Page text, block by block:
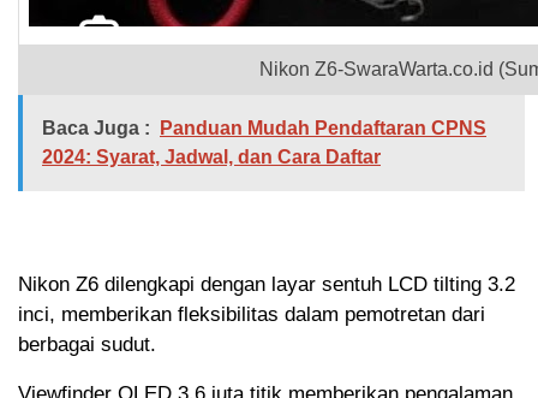
Nikon Z6-SwaraWarta.co.id
Baca Juga :
Panduan Mudah Pendaftaran CPNS
2024: Syarat, Jadwal, dan Cara Daftar
Nikon Z6 dilengkapi dengan layar sentuh LCD tilting 3.2
inci, memberikan fleksibilitas dalam pemotretan dari
berbagai sudut.